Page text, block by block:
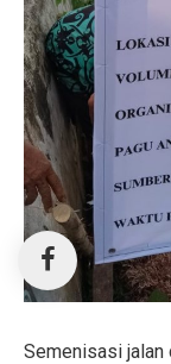
Semenisasi jalan